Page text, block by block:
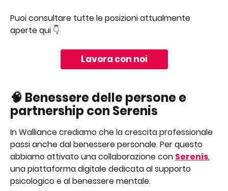
Puoi consultare tutte le posizioni attualmente
aperte qui 👇
Lavora con noi
🧠 Benessere delle persone e
partnership con Serenis
In Walliance crediamo che la crescita professionale
passi anche dal benessere personale. Per questo
abbiamo attivato una collaborazione con Serenis,
una piattaforma digitale dedicata al supporto
psicologico e al benessere mentale.